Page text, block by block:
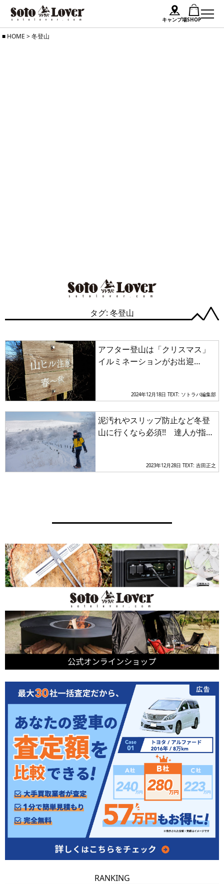
キャンプ場SHOP
SkipHOME >冬登山
タグ: 冬登山
アフター登山は「クリスマス」
イルミネーションがお出迎
2024年12月18日 TEXT: ソトラバ編集部
泥汚れやスリップ防止など冬登
山に行くなら必須!! 達人が指南
2023年12月28日 TEXT: 吉田正之
RANKING